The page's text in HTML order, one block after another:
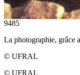
9485
La photographie, grâce
© UFRAL
© UFRAL